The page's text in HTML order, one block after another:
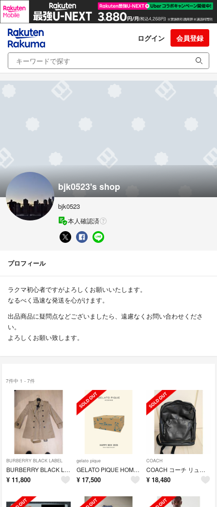
ログイン 会員登録
bjk0523's shop
bjk0523
本人確認済
プロフィール
ラクマ初心者ですがよろしくお願いいたします。
なるべく迅速な発送を心がけます。
出品商品に疑問点などございましたら、遠慮なくお問い合わせくださ
い。
よろしくお願い致します。
7件中 1 - 7件
BURBERRY BLACK LABEL
BURBERRY BLACK LABEL メンズ トレンチコート
¥ 11,800
gelato pique
GELATO PIQUE HOMME HAPPY BOX 2025 メンズ
¥ 17,500
COACH
COACH コーチ リュック/ バックパック グラハ ムバックパック
¥ 18,480